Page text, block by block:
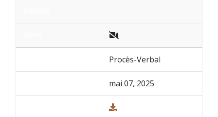
Procès-Verbal
mai 07, 2025